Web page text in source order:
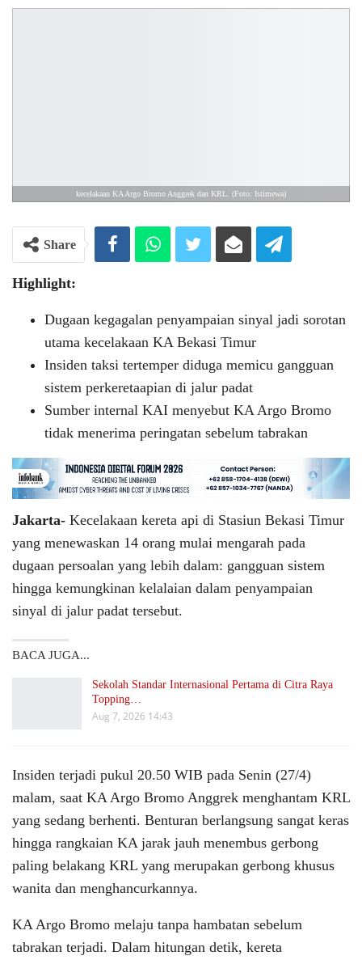
kecelakaan KA Argo Bromo Anggrek dan KRL. (Foto: Istimewa)
Share
Highlight:
Dugaan kegagalan penyampaian sinyal jadi sorotan
utama kecelakaan KA Bekasi Timur
Insiden taksi tertemper diduga memicu gangguan
sistem perkeretaapian di jalur padat
Sumber internal KAI menyebut KA Argo Bromo
tidak menerima peringatan sebelum tabrakan
Jakarta- Kecelakaan kereta api di Stasiun Bekasi Timur
yang menewaskan 14 orang mulai mengarah pada
dugaan persoalan yang lebih dalam: gangguan sistem
hingga kemungkinan kelalaian dalam penyampaian
sinyal di jalur padat tersebut.
BACA JUGA...
Sekolah Standar Internasional Pertama di Citra Raya
Topping…
Aug 7, 2026 14:43
Insiden terjadi pukul 20.50 WIB pada Senin (27/4)
malam, saat KA Argo Bromo Anggrek menghantam KRL
yang sedang berhenti. Benturan berlangsung sangat keras
hingga rangkaian KA jarak jauh menembus gerbong
paling belakang KRL yang merupakan gerbong khusus
wanita dan menghancurkannya.
KA Argo Bromo melaju tanpa hambatan sebelum
tabrakan terjadi. Dalam hitungan detik, kereta